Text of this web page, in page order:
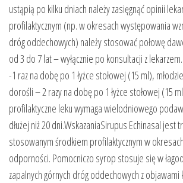
ustąpią po kilku dniach należy zasięgnąć opinii
profilaktycznym (np. w okresach występowania
dróg oddechowych) należy stosować połowę
od 3 do 7 lat – wyłącznie po konsultacji z
-1 raz na dobę po 1 łyżce stołowej (15 ml),
dorośli – 2 razy na dobę po 1 łyżce stołowej (15
profilaktyczne leku wymaga wielodniowego
dłużej niż 20 dni.WskazaniaSirupus Echinasal jest
stosowanym środkiem profilaktycznym w
odporności. Pomocniczo syrop stosuje się w
zapalnych górnych dróg oddechowych z objawami